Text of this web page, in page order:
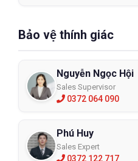
Bảo vệ thính giác
Nguyễn Ngọc Hội
Sales Supervisor
0372 064 090
Phú Huy
Sales Expert
0372 122 717